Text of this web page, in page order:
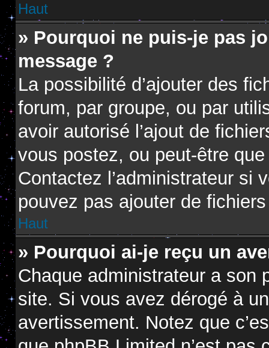
Haut
» Pourquoi ne puis-je pas
message ?
La possibilité d’ajouter des
forum, par groupe, ou par
avoir autorisé l’ajout de
vous postez, ou peut-être
Contactez l’administrateur si
pouvez pas ajouter de
Haut
» Pourquoi ai-je reçu un
Chaque administrateur a son
site. Si vous avez dérogé à
avertissement. Notez que